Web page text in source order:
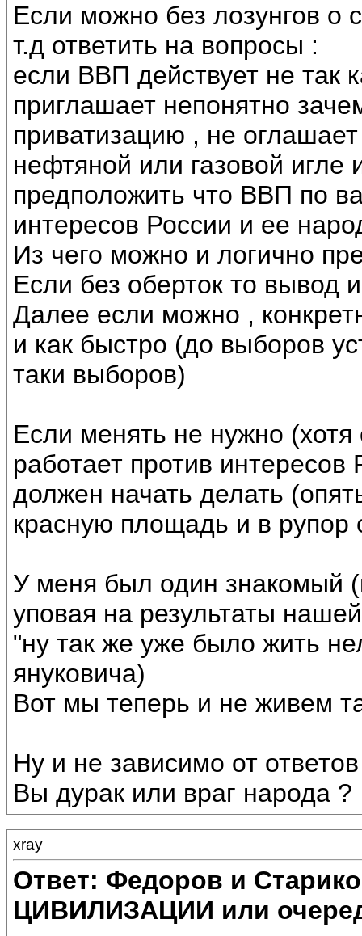
Если можно без лозунгов о
т.д ответить на вопросы :
если ВВП действует не так
приглашает непонятно
приватизацию , не
нефтяной или газовой игле
предположить что ВВП по
интересов России и ее
Из чего можно и логично
Если без оберток то вывод
Далее если можно ,
и как быстро (до выборов
таки выборов)
Если менять не нужно (хотя
работает против интересов
должен начать делать
красную площадь и в рупор
У меня был один знакомый
уповая на результаты
"ну так же уже было жить
януковича)
Вот мы теперь и не живем
Ну и не зависимо от
Вы дурак или враг народа ?
xray
Ответ: Федоров и
ЦИВИЛИЗАЦИИ или